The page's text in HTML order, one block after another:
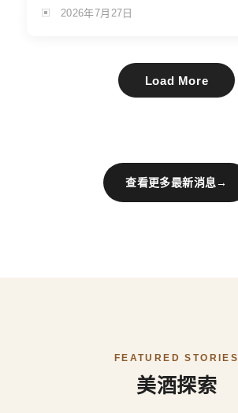
2026年7月27日
Load More
查看更多最新消息→
FEATURED STORIES
美酒探索